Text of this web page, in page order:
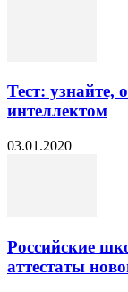
Тест: узнайте,
интеллектом
03.01.2020
Российские
аттестаты